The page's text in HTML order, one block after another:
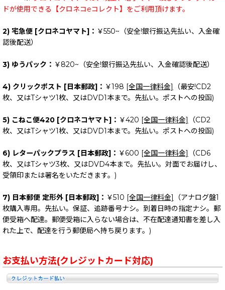
ドが使用できる【クロネコeコレクト】をご利用頂けます。
2) 宅急便 [クロネコヤマト]： ￥550~（安全!銀行振込先払い、入金確
認後配送）
3) ゆうパック： ￥820~（安全!銀行振込先払い、入金確認後配送）
4) クリックポスト [日本郵政]： ￥198 [全国一律料金]
（最安!CD2
枚、又はTシャツ1枚、又はDVD1本まで。先払い。ポストへの投函)
5) こねこ便420 [クロネコヤマト]： ￥420 [全国一律料金]
（CD2
枚、又はTシャツ1枚、又はDVD1本まで。先払い。ポストへの投函)
6) レターパックプラス [日本郵政]： ￥600 [全国一律料金]
（CD6
枚、又はTシャツ3枚、又はDVD4本まで。先払い。対面でお届けし、
受領印または署名をいただきます。)
7) 日本郵便 定形外 [日本郵政]： ￥510 [全国一律料金]
（アナログ盤1
枚購入専用。先払い。保証、追跡番号ナシ。到着日時の指定ナシ。郵
便受箱へ配達。郵便受箱に入らない場合は、不在配達通知書を差し入
れた上で、配達を行う郵便局へ持ち戻ります。)
お支払い方法(クレジットカード対応)